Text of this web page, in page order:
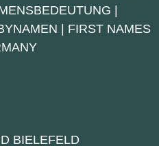
FIRST NAMES
BIELEFELD